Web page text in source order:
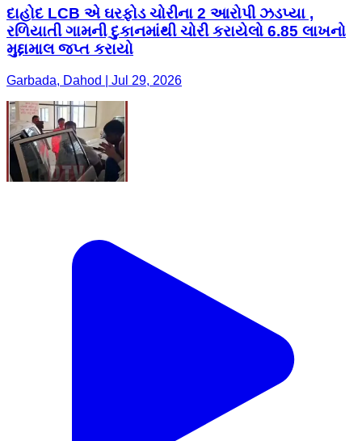
દાહોદ LCB એ ઘરફોડ ચોરીના 2 આરોપી ઝડપ્યા ,
રળિયાતી ગામની દુકાનમાંથી ચોરી કરાયેલો 6.85 લાખનો
મુદ્દામાલ જપ્ત કરાયો
Garbada, Dahod | Jul 29, 2026